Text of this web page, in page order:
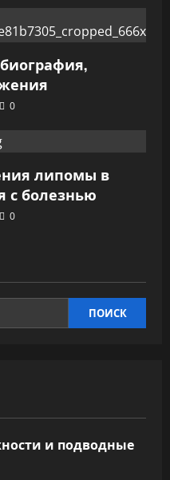
0
липомы в
с болезнью
0
ПОИСК
и подводные